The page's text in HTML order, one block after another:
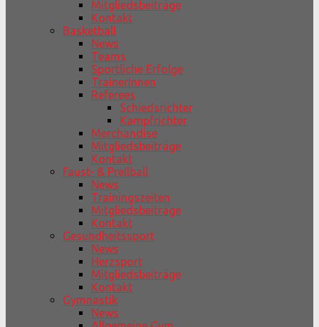
Mitgliedsbeiträge
Kontakt
Basketball
News
Teams
Sportliche Erfolge
TrainerInnen
Referees
Schiedsrichter
Kampfrichter
Merchandise
Mitgliedsbeiträge
Kontakt
Faust- & Prellball
News
Trainingszeiten
Mitgliedsbeiträge
Kontakt
Gesundheitssport
News
Herzsport
Mitgliedsbeiträge
Kontakt
Gymnastik
News